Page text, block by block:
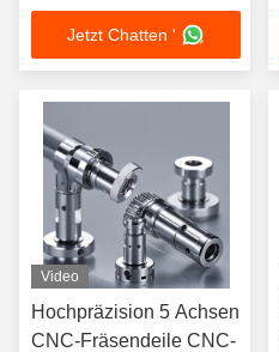
100% QC-Kontrolle
Präzisionsbearbeitung
Jetzt Chatten '
Video
Hochpräzision 5 Achsen
CNC-Fräsendeile CNC-